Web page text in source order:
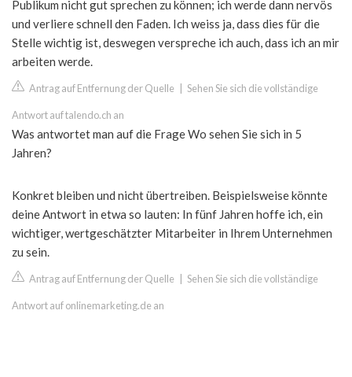
Publikum nicht gut sprechen zu können; ich werde dann nervös
und verliere schnell den Faden. Ich weiss ja, dass dies für die
Stelle wichtig ist, deswegen verspreche ich auch, dass ich an mir
arbeiten werde.
Antrag auf Entfernung der Quelle Sehen Sie sich die vollständige
Antwort auf talendo.ch an
Was antwortet man auf die Frage Wo sehen Sie sich in 5
Jahren?
Konkret bleiben und nicht übertreiben. Beispielsweise könnte
deine Antwort in etwa so lauten: In fünf Jahren hoffe ich, ein
wichtiger, wertgeschätzter Mitarbeiter in Ihrem Unternehmen
zu sein.
Antrag auf Entfernung der Quelle Sehen Sie sich die vollständige
Antwort auf onlinemarketing.de an